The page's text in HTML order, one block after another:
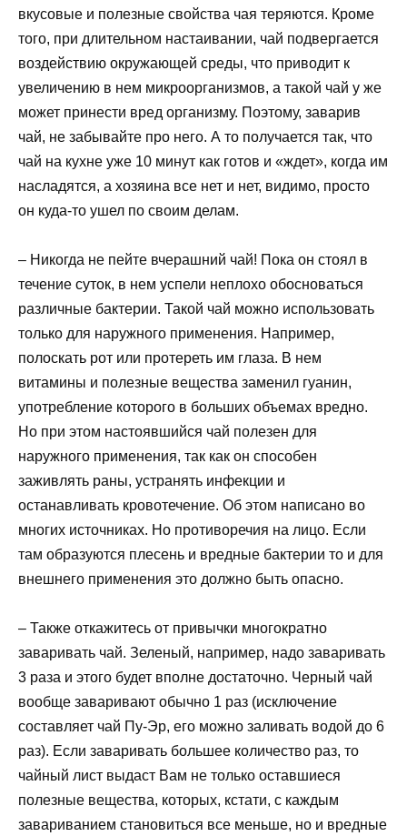
вкусовые и полезные свойства чая теряются. Кроме
того, при длительном настаивании, чай подвергается
воздействию окружающей среды, что приводит к
увеличению в нем микроорганизмов, а такой чай у же
может принести вред организму. Поэтому, заварив
чай, не забывайте про него. А то получается так, что
чай на кухне уже 10 минут как готов и «ждет», когда им
насладятся, а хозяина все нет и нет, видимо, просто
он куда-то ушел по своим делам.
– Никогда не пейте вчерашний чай! Пока он стоял в
течение суток, в нем успели неплохо обосноваться
различные бактерии. Такой чай можно использовать
только для наружного применения. Например,
полоскать рот или протереть им глаза. В нем
витамины и полезные вещества заменил гуанин,
употребление которого в больших объемах вредно.
Но при этом настоявшийся чай полезен для
наружного применения, так как он способен
заживлять раны, устранять инфекции и
останавливать кровотечение. Об этом написано во
многих источниках. Но противоречия на лицо. Если
там образуются плесень и вредные бактерии то и для
внешнего применения это должно быть опасно.
– Также откажитесь от привычки многократно
заваривать чай. Зеленый, например, надо заваривать
3 раза и этого будет вполне достаточно. Черный чай
вообще заваривают обычно 1 раз (исключение
составляет чай Пу-Эр, его можно заливать водой до 6
раз). Если заваривать большее количество раз, то
чайный лист выдаст Вам не только оставшиеся
полезные вещества, которых, кстати, с каждым
завариванием становиться все меньше, но и вредные